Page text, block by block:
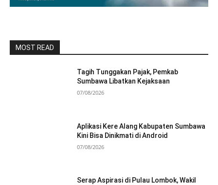
MOST READ
Tagih Tunggakan Pajak, Pemkab
Sumbawa Libatkan Kejaksaan
07/08/2026
Aplikasi Kere Alang Kabupaten Sumbawa
Kini Bisa Dinikmati di Android
07/08/2026
Serap Aspirasi di Pulau Lombok, Wakil